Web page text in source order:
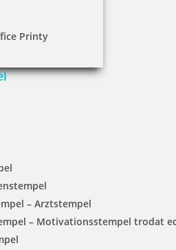
Printy
– Arztstempel
– Motivationsstempel trodat
€